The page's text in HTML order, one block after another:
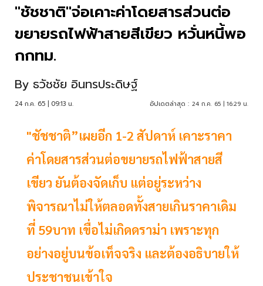
"ชัชชาติ"จ่อเคาะค่าโดยสารส่วนต่อ
ขยายรถไฟฟ้าสายสีเขียว หวั่นหนี้พอ
กกทม.
By ธวัชชัย อินทรประดิษฐ์
24 ก.ค. 65 | 09:13 น. อัปเดตล่าสุด : 24 ก.ค. 65 | 16:29 น.
"ชัชชาติ”เผยอีก 1-2 สัปดาห์ เคาะราคา
ค่าโดยสารส่วนต่อขยายรถไฟฟ้าสายสี
เขียว ยันต้องจัดเก็บ แต่อยู่ระหว่าง
พิจารณาไม่ให้ตลอดทั้งสายเกินราคาเดิม
ที่ 59บาท เขื่อไม่เกิดดราม่า เพราะทุก
อย่างอยู่บนข้อเท็จจริง และต้องอธิบายให้
ประชาชนเข้าใจ